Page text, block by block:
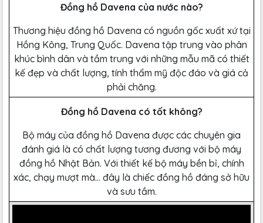
Đồng hồ Davena của nước nào?
Thương hiệu đồng hồ Davena có nguồn gốc xuất xứ tại
Hồng Kông, Trung Quốc. Davena tập trung vào phân
khúc bình dân và tầm trung với những mẫu mã có thiết
kế đẹp và chất lượng, tính thẩm mỹ độc đáo và giá cả
phải chăng.
Đồng hồ Davena có tốt không?
Bộ máy của đồng hồ Davena được các chuyên gia
đánh giá là có chất lượng tương đương với bộ máy
đồng hồ Nhật Bản. Với thiết kế bộ máy bền bỉ, chính
xác, chạy mượt mà… đây là chiếc đồng hồ đáng sở hữu
và sưu tầm.